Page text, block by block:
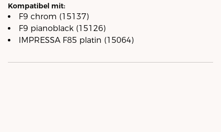
Kompatibel mit:
F9 chrom (15137)
F9 pianoblack (15126)
IMPRESSA F85 platin (15064)